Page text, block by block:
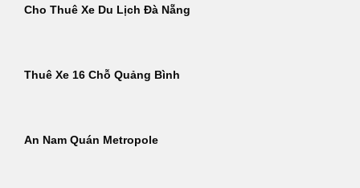
Cho Thuê Xe Du Lịch Đà Nẵng
Thuê Xe 16 Chỗ Quảng Bình
An Nam Quán Metropole